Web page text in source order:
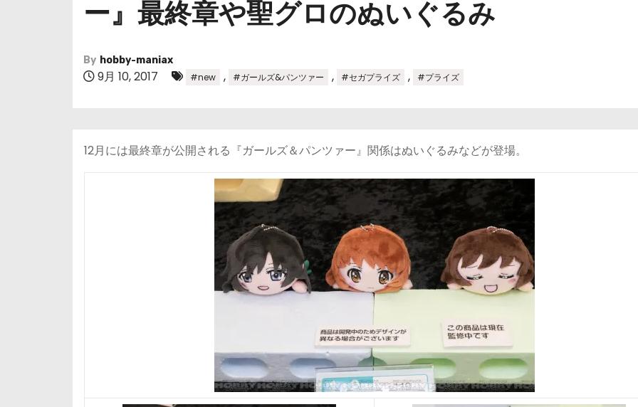
ー』最終章や聖グロのぬいぐるみ
By hobby-maniax
9月 10, 2017 #new , #ガールズ&パンツァー , #セガプライズ , #プライズ
12月には最終章が公開される『ガールズ＆パンツァー』関係はぬいぐるみなどが登場。